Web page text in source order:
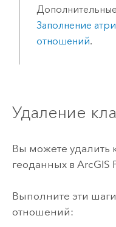
Заполнение
отношений.
Удаление
Вы можете удалить
геоданных в ArcGIS
Выполните эти
отношений: